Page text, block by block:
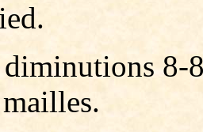
diminutions